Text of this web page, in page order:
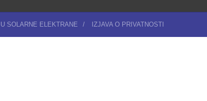
SOLARNE ELEKTRANE / IZJAVA O PRIVATNOSTI